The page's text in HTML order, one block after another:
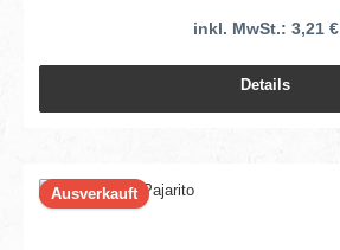
inkl. MwSt.: 3,21 €
Details
Ausverkauft